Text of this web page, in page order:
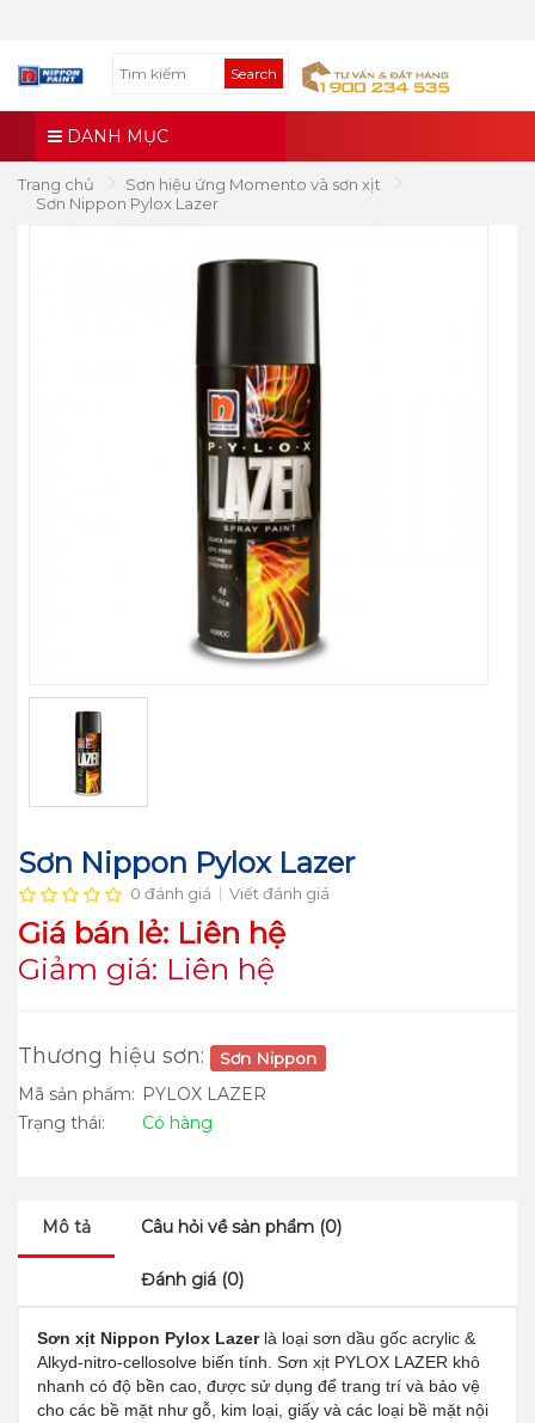
Search
DANH MỤC
Trang chủ
Sơn hiệu ứng Momento và sơn xịt
Sơn Nippon Pylox Lazer
Sơn Nippon Pylox Lazer
0 đánh giá Viết đánh giá
Giá bán lẻ: Liên hệ
Giảm giá: Liên hệ
Thương hiệu sơn: Sơn Nippon
Mã sản phẩm: PYLOX LAZER
Trạng thái:
Có hàng
Mô tả Câu hỏi về sản phẩm (0)
Đánh giá (0)
Sơn xịt Nippon Pylox Lazerlà loại sơn dầu gốc acrylic &
Alkyd-nitro-cellosolve biến tính. Sơn xịt PYLOX LAZER khô
nhanh có độ bền cao, được sử dụng để trang trí và bảo vệ
cho các bề mặt như gỗ, kim loại, giấy và các loại bề mặt nội